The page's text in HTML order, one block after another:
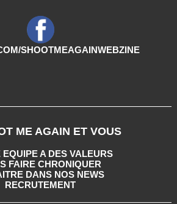
SHOOTMEAGAINWEBZINE
ME AGAIN ET VOUS
EQUIPE A DES VALEURS
FAIRE CHRONIQUER
DANS NOS NEWS
RECRUTEMENT